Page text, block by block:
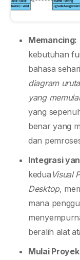
Memancing:
kebutuhan
bahasa
diagram
yang
yang
benar yang
dan
Integrasi
kedua Visual
Desktop,
mana
beralih alat
Mulai